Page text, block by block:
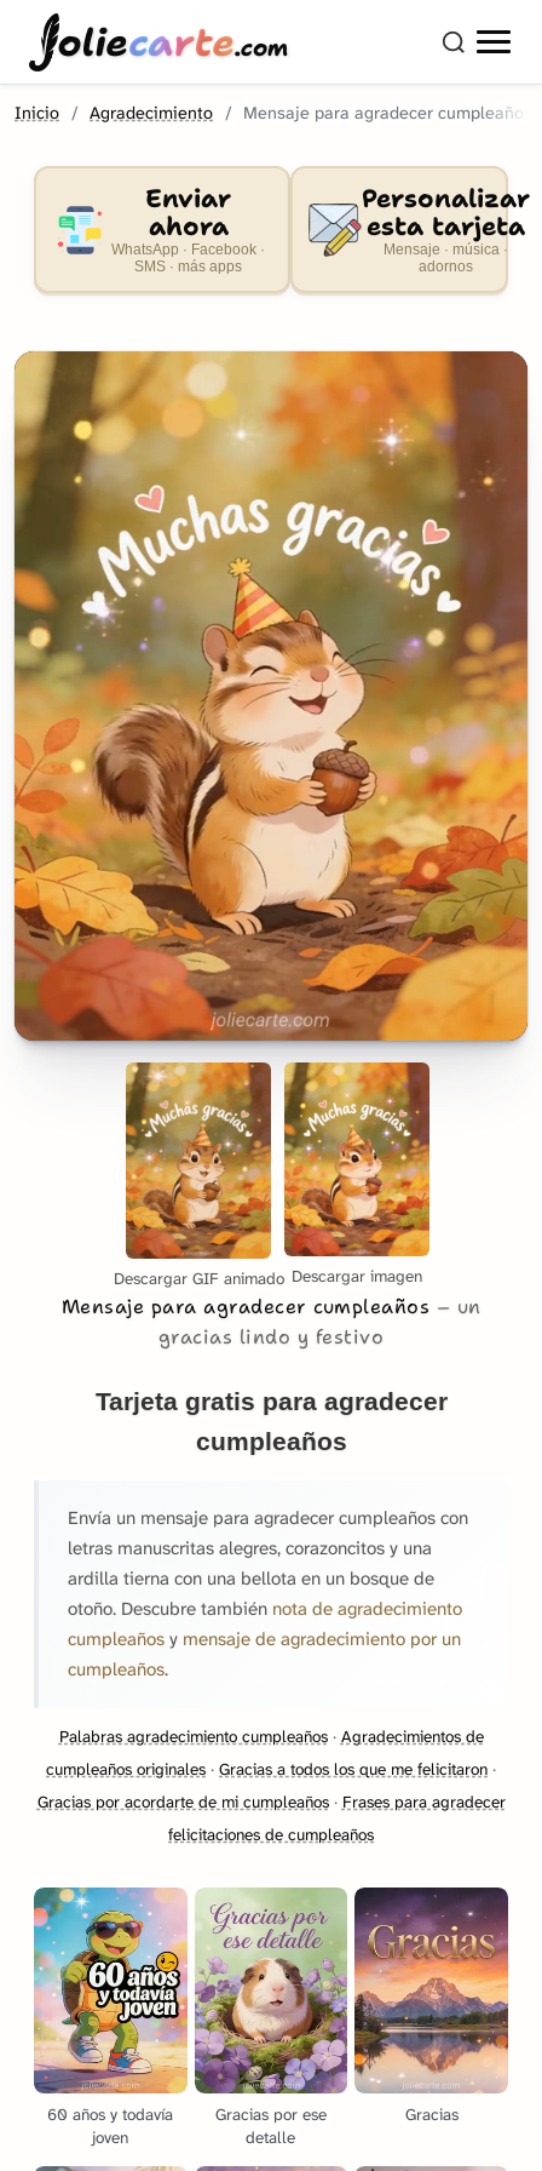
oliecarte.com
Inicio Agradecimiento Mensaje para agradecer cumpleaños
Enviar
ahora
WhatsApp · Facebook ·
SMS · más apps
Personalizar
esta tarjeta
Mensaje · música ·
adornos
Descargar GIF animado Descargar imagen
Mensaje para agradecer cumpleaños
un
gracias lindo y festivo
Tarjeta gratis para agradecer
cumpleaños
Envía un mensaje para agradecer cumpleaños con
letras manuscritas alegres, corazoncitos y una
ardilla tierna con una bellota en un bosque de
otoño. Descubre también nota de agradecimiento
cumpleaños y mensaje de agradecimiento por un
cumpleaños.
Palabras agradecimiento cumpleaños· Agradecimientos de
cumpleaños originales · Gracias a todos los que me felicitaron ·
Gracias por acordarte de mi cumpleaños· Frases para agradecer
felicitaciones de cumpleaños
60 años y todavía
joven
Gracias por ese
detalle
Gracias